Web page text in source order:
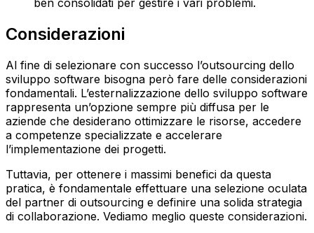
ben consolidati per gestire i vari problemi.
Considerazioni
Al fine di selezionare con successo l’outsourcing dello
sviluppo software bisogna però fare delle considerazioni
fondamentali. L’esternalizzazione dello sviluppo software
rappresenta un’opzione sempre più diffusa per le
aziende che desiderano ottimizzare le risorse, accedere
a competenze specializzate e accelerare
l’implementazione dei progetti.
Tuttavia, per ottenere i massimi benefici da questa
pratica, è fondamentale effettuare una selezione oculata
del partner di outsourcing e definire una solida strategia
di collaborazione. Vediamo meglio queste considerazioni.